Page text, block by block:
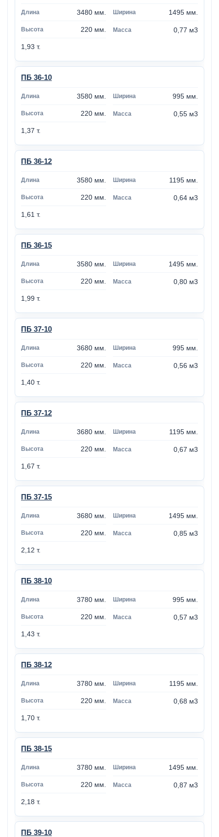
3480 мм. 1495 мм.
220 мм. 0,77 м3
1,93 т.
ПБ 36-10
3580 мм. 995 мм.
220 мм. 0,55 м3
1,37 т.
ПБ 36-12
3580 мм. 1195 мм.
220 мм. 0,64 м3
1,61 т.
ПБ 36-15
3580 мм. 1495 мм.
220 мм. 0,80 м3
1,99 т.
ПБ 37-10
3680 мм. 995 мм.
220 мм. 0,56 м3
1,40 т.
ПБ 37-12
3680 мм. 1195 мм.
220 мм. 0,67 м3
1,67 т.
ПБ 37-15
3680 мм. 1495 мм.
220 мм. 0,85 м3
2,12 т.
ПБ 38-10
3780 мм. 995 мм.
220 мм. 0,57 м3
1,43 т.
ПБ 38-12
3780 мм. 1195 мм.
220 мм. 0,68 м3
1,70 т.
ПБ 38-15
3780 мм. 1495 мм.
220 мм. 0,87 м3
2,18 т.
ПБ 39-10